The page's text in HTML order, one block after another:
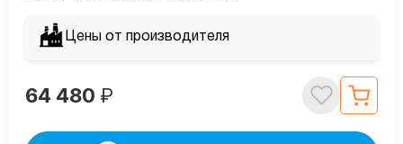
Цены от производителя
64 480 ₽